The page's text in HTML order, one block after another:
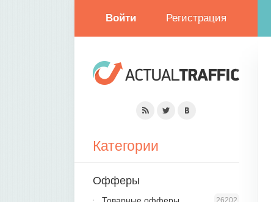
Войти Регистрация
Категории
Офферы
26202